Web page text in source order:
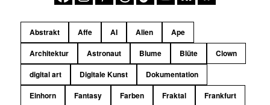
Abstrakt Affe AI Alien
Ape
Architektur
Astronaut Blume Blüte
Clown
digital art
Digitale Kunst
Dokumentation
Einhorn
Fantasy Farben Fraktal Frankfurt